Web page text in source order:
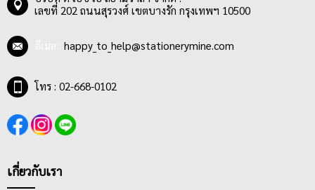
เลขที่ 202 ถนนสุรวงศ์ เขตบางรัก กรุงเทพฯ 10500
happy_to_help@stationerymine.com
โทร : 02-668-0102
เกี่ยวกับเรา